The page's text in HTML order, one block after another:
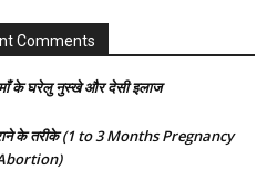
Comments
माँ के घरेलु नुस्खे और देसी इलाज
के तरीके (1 to 3 Months Pregnancy